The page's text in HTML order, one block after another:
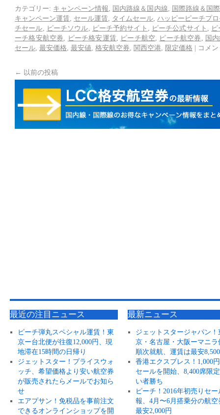
カテゴリー: キャンペーン情報 国内路線＆国内線
国際路線＆国
キャンペーン運賃
セール運賃 タイムセール ハッピーピーチプ
チセール
ピーチソウル ピーチ予約サイト ピーチ公式サイト
ーチ格安航空券
ピーチ格安運賃 ピーチ航空 ピーチ航空券
国
セール 最安価格 最安値 格安航空券 関西空港 限定価格 | コメ
← 以前の投稿
最近の注目ニュース
ピーチ弾丸スペシャル運賃！東
京ー台北便が往復12,000円、現
地滞在15時間の日帰り
ジェットスター！プライスウォ
ッチ、希望価格より安い航空券
が販売されたらメールでお知ら
せ
エアプサン！免税品を事前注文
できるオンラインショップを開
最新ニュース
ジェットスタージャパン！
京・名古屋・大阪ーマニラ
順次就航、運賃は最安
香港エクスプレス！1,000
セールを開始、8,400席限
い者勝ち
ピーチ！2016年初売りセー
報、4月〜6月搭乗分の航空
最安2,000円